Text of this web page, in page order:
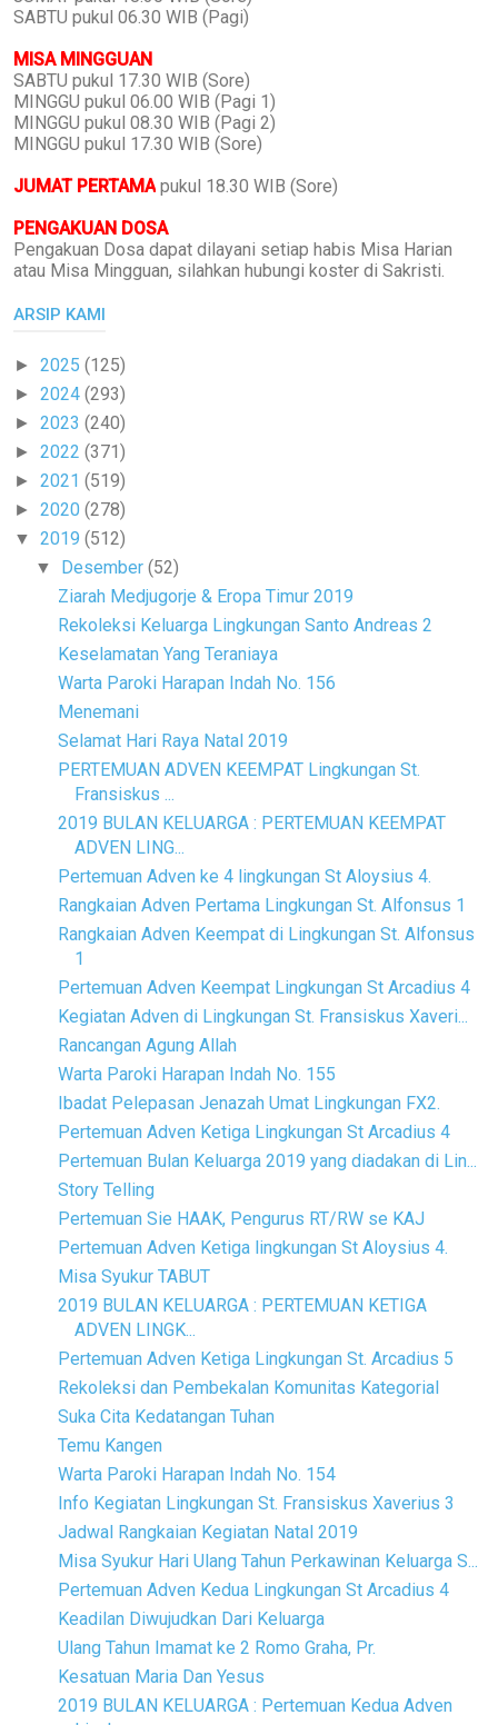
SABTU pukul 06.30 WIB (Pagi)
MISA MINGGUAN
SABTU pukul 17.30 WIB (Sore)
MINGGU pukul 06.00 WIB (Pagi 1)
MINGGU pukul 08.30 WIB (Pagi 2)
MINGGU pukul 17.30 WIB (Sore)
JUMAT PERTAMA pukul 18.30 WIB (Sore)
PENGAKUAN DOSA
Pengakuan Dosa dapat dilayani setiap habis Misa Harian
atau Misa Mingguan, silahkan hubungi koster di Sakristi.
ARSIP KAMI
► 2025 (125)
► 2024 (293)
► 2023 (240)
► 2022 (371)
► 2021 (519)
► 2020 (278)
▼ 2019 (512)
▼ Desember(52)
Ziarah Medjugorje & Eropa Timur 2019
Rekoleksi Keluarga Lingkungan Santo Andreas 2
Keselamatan Yang Teraniaya
Warta Paroki Harapan Indah No. 156
Menemani
Selamat Hari Raya Natal 2019
PERTEMUAN ADVEN KEEMPAT Lingkungan St.
Fransiskus ...
2019 BULAN KELUARGA : PERTEMUAN KEEMPAT
ADVEN LING...
Pertemuan Adven ke 4 lingkungan St Aloysius 4.
Rangkaian Adven Pertama Lingkungan St. Alfonsus 1
Rangkaian Adven Keempat di Lingkungan St. Alfonsus
1
Pertemuan Adven Keempat Lingkungan St Arcadius 4
Kegiatan Adven di Lingkungan St. Fransiskus Xaveri...
Rancangan Agung Allah
Warta Paroki Harapan Indah No. 155
Ibadat Pelepasan Jenazah Umat Lingkungan FX2.
Pertemuan Adven Ketiga Lingkungan St Arcadius 4
Pertemuan Bulan Keluarga 2019 yang diadakan di Lin...
Story Telling
Pertemuan Sie HAAK, Pengurus RT/RW se KAJ
Pertemuan Adven Ketiga lingkungan St Aloysius 4.
Misa Syukur TABUT
2019 BULAN KELUARGA : PERTEMUAN KETIGA
ADVEN LINGK...
Pertemuan Adven Ketiga Lingkungan St. Arcadius 5
Rekoleksi dan Pembekalan Komunitas Kategorial
Suka Cita Kedatangan Tuhan
Temu Kangen
Warta Paroki Harapan Indah No. 154
Info Kegiatan Lingkungan St. Fransiskus Xaverius 3
Jadwal Rangkaian Kegiatan Natal 2019
Misa Syukur Hari Ulang Tahun Perkawinan Keluarga S...
Pertemuan Adven Kedua Lingkungan St Arcadius 4
Keadilan Diwujudkan Dari Keluarga
Ulang Tahun Imamat ke 2 Romo Graha, Pr.
Kesatuan Maria Dan Yesus
2019 BULAN KELUARGA : Pertemuan Kedua Adven